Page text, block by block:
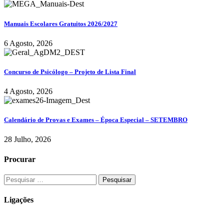
Manuais Escolares Gratuitos 2026/2027
6 Agosto, 2026
Concurso de Psicólogo – Projeto de Lista Final
4 Agosto, 2026
Calendário de Provas e Exames – Época Especial – SETEMBRO
28 Julho, 2026
Procurar
Ligações